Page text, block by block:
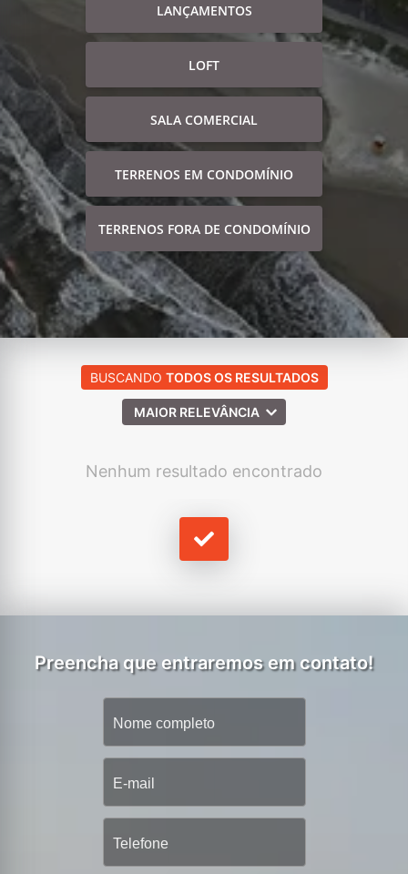
LANÇAMENTOS
LOFT
SALA COMERCIAL
TERRENOS EM CONDOMÍNIO
TERRENOS FORA DE CONDOMÍNIO
BUSCANDO TODOS OS RESULTADOS
MAIOR RELEVÂNCIA
Nenhum resultado encontrado
Preencha que entraremos em contato!